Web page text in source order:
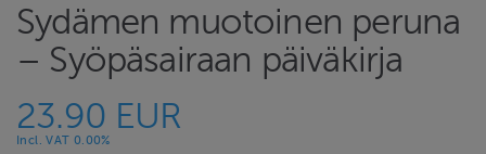
Sydämen muotoinen peruna
– Syöpäsairaan päiväkirja
23.90 EUR
Incl. VAT 0.00%